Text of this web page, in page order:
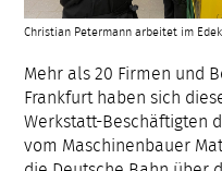
Christian Petermann arbeitet im
Mehr als 20 Firmen und
Frankfurt haben sich
Werkstatt-Beschäftigten
vom Maschinenbauer